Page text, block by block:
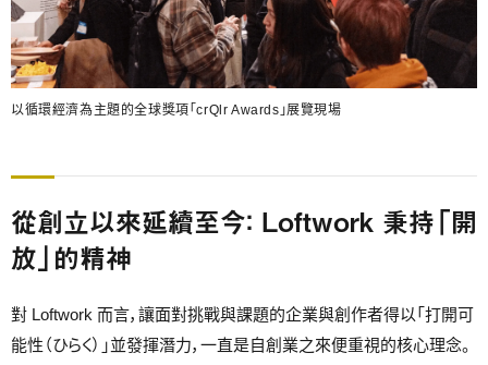
以循環經濟為主題的全球獎項「crQlr Awards」展覽現場
從創立以來延續至今： Loftwork 秉持「開
放」的精神
對 Loftwork 而言，讓面對挑戰與課題的企業與創作者得以「打開可
能性（ひらく）」並發揮潛力，一直是自創業之來便重視的核心理念。